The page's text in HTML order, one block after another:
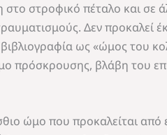
στροφικό πέταλο και σε
Δεν προκαλεί
ως «ώμος του
πρόσκρουσης, βλάβη του
ώμο που προκαλείται